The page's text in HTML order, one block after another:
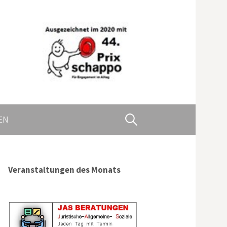
Suchen
Veranstaltungen des Monats